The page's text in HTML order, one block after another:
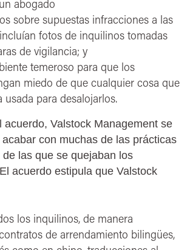
abogado
sobre supuestas infracciones a las
fotos de inquilinos tomadas
de vigilancia; y
temeroso para que los
miedo de que cualquier cosa que
usada para desalojarlos.
acuerdo, Valstock Management se
con muchas de las prácticas
las que se quejaban los
acuerdo estipula que Valstock
los inquilinos, de manera
de arrendamiento bilingües,